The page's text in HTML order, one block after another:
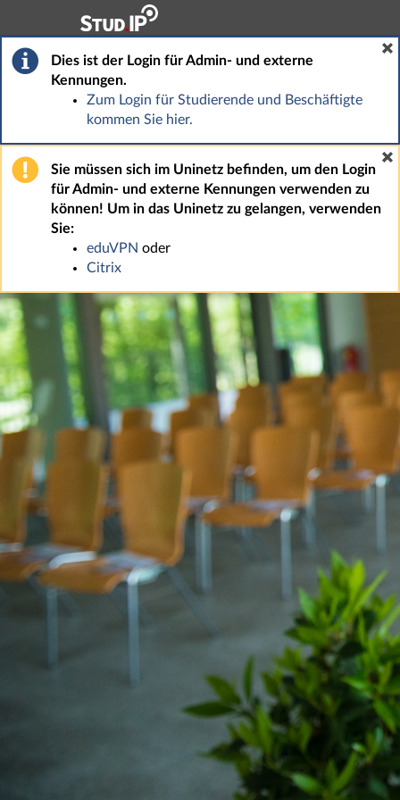
Hauptnavigation
Fußzeile
Dies ist der Login für Admin- und externe
Kennungen.
Zum Login für Studierende und Beschäftigte
kommen Sie hier.
Sie müssen sich im Uninetz befinden, um den Login
für Admin- und externe Kennungen verwenden zu
können! Um in das Uninetz zu gelangen, verwenden
Sie:
eduVPN oder
Citrix